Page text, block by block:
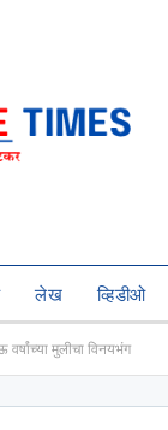
लेख व्हिडीओ
मुलीचा विनयभंग